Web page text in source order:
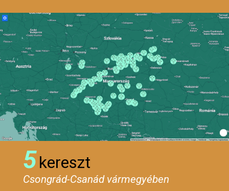
5kereszt
Csongrád-Csanád vármegyében